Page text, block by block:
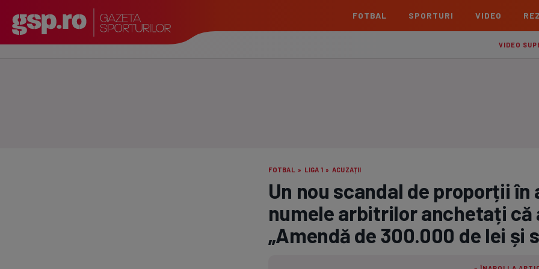
FOTBAL
TOATE ȘTIRILE Echipe
SPORTURI VIDEO
VIDEO
FOTBAL » LIGA 1» ACUZAȚII
Un nou scandal de proporții
numele arbitrilor anchetați că
„Amendă de 300.000 de lei și